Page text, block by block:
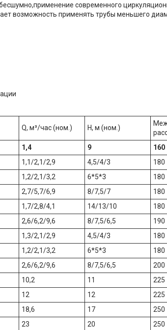
современного
возможность применять трубы меньшего
Q, м³/час (ном.) Н, м (ном.)
1,4 9 160
1,1/2,1/2,9 4,5/4/3 180
1,2/2,1/3,2 6*5*3 180
2,7/5,7/6,9 8/7,5/7 180
1,7/2,8/4,1 14/13/10 180
2,6/6,2/9,6 8/7,5/6,5 190
1,3/2,1/2,9 4,5/4/3 180
1,2/2,1/3,2 6*5*3 180
2,6/6,2/9,6 8/7,5/6,5 200
10,2 11 225
12 12 225
18,6 17 250
23 20 250